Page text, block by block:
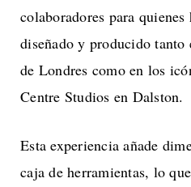
colaboradores para
diseñado y producido tanto
de Londres como en los
Centre Studios en Dalston.
Esta experiencia añade
caja de herramientas, lo